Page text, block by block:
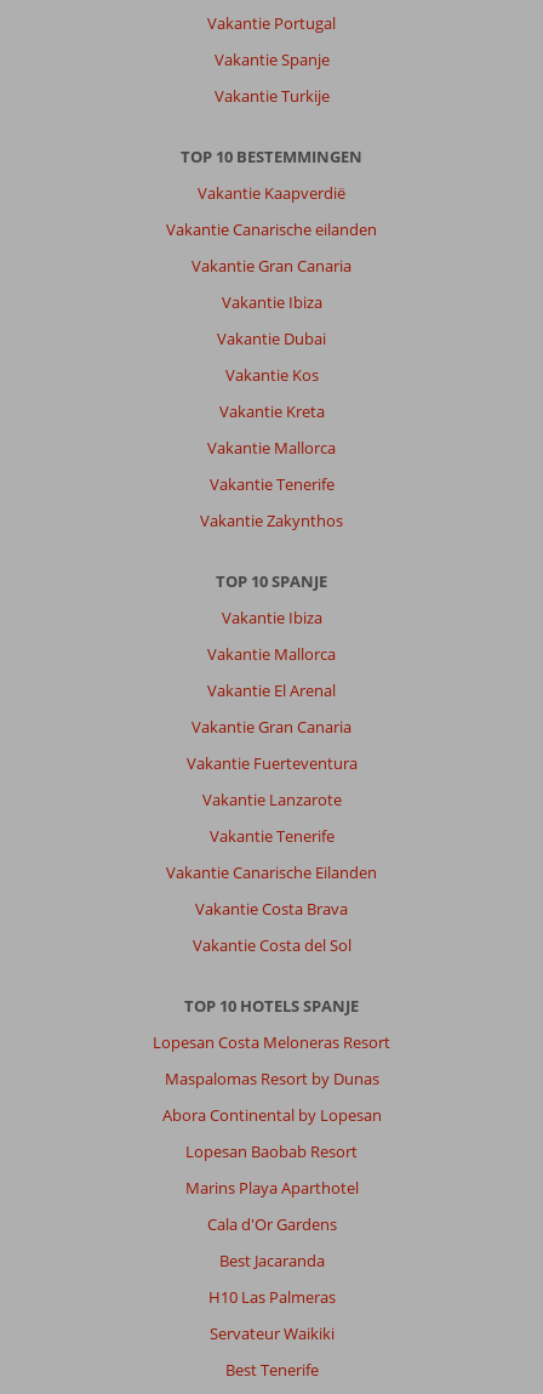
Vakantie Portugal
Vakantie Spanje
Vakantie Turkije
TOP 10 BESTEMMINGEN
Vakantie Kaapverdië
Vakantie Canarische eilanden
Vakantie Gran Canaria
Vakantie Ibiza
Vakantie Dubai
Vakantie Kos
Vakantie Kreta
Vakantie Mallorca
Vakantie Tenerife
Vakantie Zakynthos
TOP 10 SPANJE
Vakantie Ibiza
Vakantie Mallorca
Vakantie El Arenal
Vakantie Gran Canaria
Vakantie Fuerteventura
Vakantie Lanzarote
Vakantie Tenerife
Vakantie Canarische Eilanden
Vakantie Costa Brava
Vakantie Costa del Sol
TOP 10 HOTELS SPANJE
Lopesan Costa Meloneras Resort
Maspalomas Resort by Dunas
Abora Continental by Lopesan
Lopesan Baobab Resort
Marins Playa Aparthotel
Cala d'Or Gardens
Best Jacaranda
H10 Las Palmeras
Servateur Waikiki
Best Tenerife